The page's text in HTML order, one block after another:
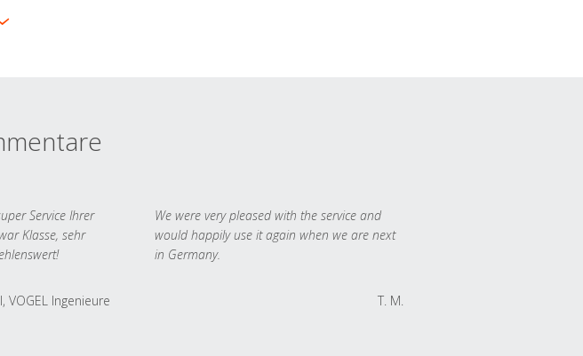
Service Ihrer
Klasse, sehr
VOGEL Ingenieure
We were very pleased with the service and
would happily use it again when we are next
in Germany.
T. M.